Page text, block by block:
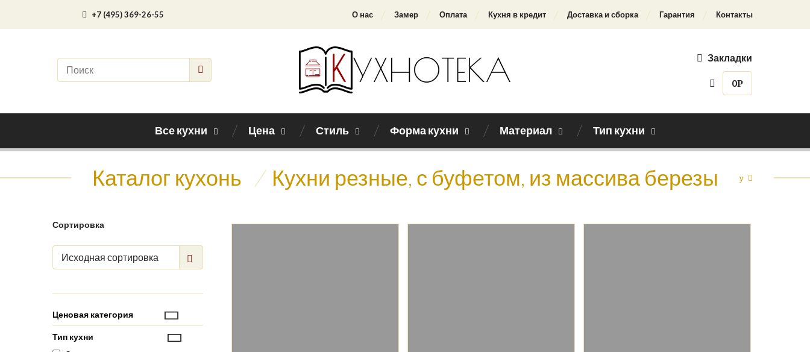
+7 (495) 369-26-55 О нас Замер Оплата Кухня в кредит Доставка и сборка Гарантия Контакты
Закладки
0Р
Все кухни Цена Стиль Форма кухни Материал Тип кухни
Каталог кухонь / Кухни резные, с буфетом, из массива березы
Назад к каталогу
Сортировка
Исходная сортировка
Ценовая категория
Тип кухни